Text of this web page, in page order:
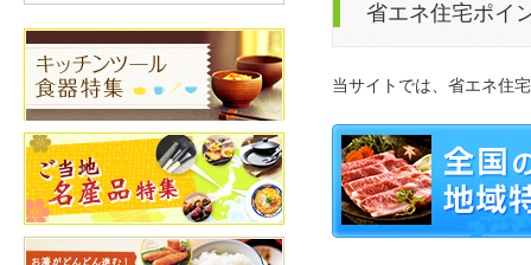
省エネ住宅ポイ
当サイトでは、省エネ住